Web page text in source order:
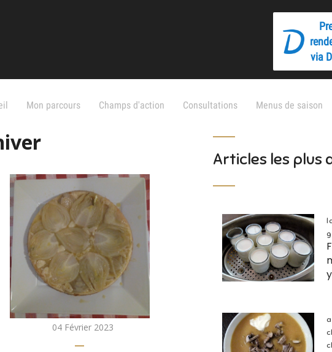
via
Mon parcours Champs d'action Consultations Menus de saison
04 Février 2023
Articles les plus